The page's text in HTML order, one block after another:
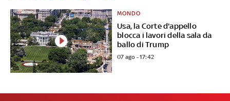
Usa, la Corte d'appello
blocca i lavori della sala da
ballo di Trump
MONDO
07 ago - 17:42